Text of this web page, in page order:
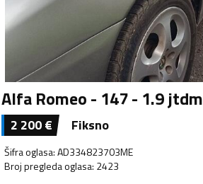
Alfa Romeo - 147 - 1.9 jtdm
2 200€ Fiksno
Šifra oglasa:AD334823703ME
Broj pregleda oglasa: 2423